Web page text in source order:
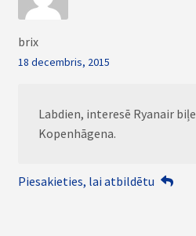
brix
18 decembris, 2015
Labdien, interesē Ryanair
Kopenhāgena.
Piesakieties, lai atbildētu